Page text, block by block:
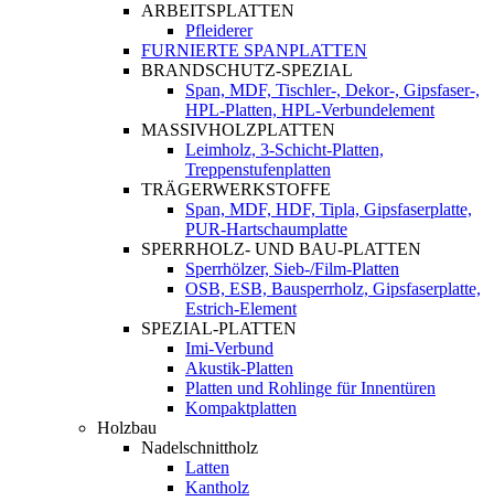
ARBEITSPLATTEN
Pfleiderer
FURNIERTE SPANPLATTEN
BRANDSCHUTZ-SPEZIAL
Span, MDF, Tischler-, Dekor-, Gipsfaser-,
HPL-Platten, HPL-Verbundelement
MASSIVHOLZPLATTEN
Leimholz, 3-Schicht-Platten,
Treppenstufenplatten
TRÄGERWERKSTOFFE
Span, MDF, HDF, Tipla, Gipsfaserplatte,
PUR-Hartschaumplatte
SPERRHOLZ- UND BAU-PLATTEN
Sperrhölzer, Sieb-/Film-Platten
OSB, ESB, Bausperrholz, Gipsfaserplatte,
Estrich-Element
SPEZIAL-PLATTEN
Imi-Verbund
Akustik-Platten
Platten und Rohlinge für Innentüren
Kompaktplatten
Holzbau
Nadelschnittholz
Latten
Kantholz